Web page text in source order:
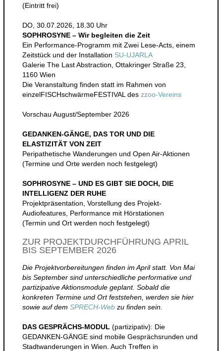
(Eintritt frei)
DO, 30.07.2026, 18.30 Uhr
SOPHROSYNE – Wir begleiten die Zeit
Ein Performance-Programm mit Zwei Lese-Acts, einem
Zeitstück und der Installation SU-UJARLA
Galerie The Last Abstraction, Ottakringer Straße 23,
1160 Wien
Die Veranstaltung finden statt im Rahmen von
einzelFISCHschwärmeFESTIVAL deszzoo-Vereins
Vorschau August/September 2026
GEDANKEN-GÄNGE, DAS TOR UND DIE
ELASTIZITÄT VON ZEIT
Peripathetische Wanderungen und Open Air-Aktionen
(Termine und Orte werden noch festgelegt)
SOPHROSYNE – UND ES GIBT SIE DOCH, DIE
INTELLIGENZ DER RUHE
Projektpräsentation, Vorstellung des Projekt-
Audiofeatures, Performance mit Hörstationen
(Termin und Ort werden noch festgelegt)
ZUR PROJEKTDURCHFÜHRUNG APRIL
BIS SEPTEMBER 2026
Die Projektvorbereitungen finden im April statt. Von Mai
bis September sind unterschiedliche performative und
partizipative Aktionsmodule geplant. Sobald die
konkreten Termine und Ort feststehen, werden sie hier
sowie auf dem SPRECH-Webzu finden sein.
DAS GESPRÄCHS-MODUL (partizipativ): Die
GEDANKEN-GÄNGE sind mobile Gesprächsrunden und
Stadtwanderungen in Wien. Auch Treffen in